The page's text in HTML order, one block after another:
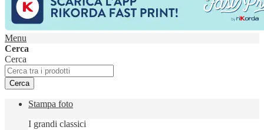
Menu
Cerca
Cerca
Cerca
Stampa foto
I grandi classici